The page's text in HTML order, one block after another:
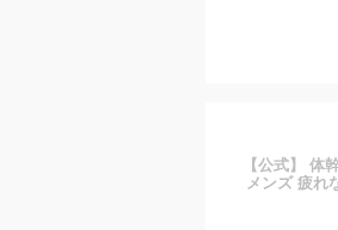
【公式】 体
メンズ 疲れ